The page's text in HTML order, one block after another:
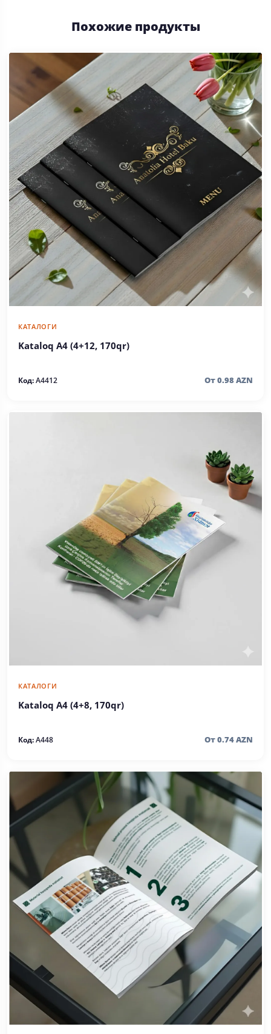
Похожие продукты
КАТАЛОГИ
Kataloq A4 (4+12, 170qr)
Код:A4412 От 0.98 AZN
КАТАЛОГИ
Kataloq A4 (4+8, 170qr)
Код:A448 От 0.74 AZN